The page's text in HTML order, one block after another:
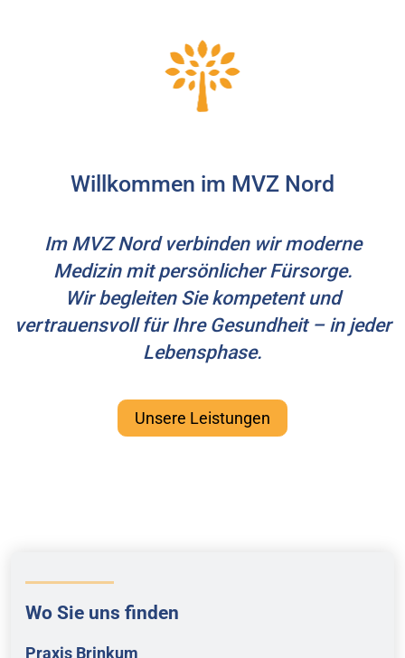
Willkommen im MVZ Nord
Im MVZ Nord verbinden wir moderne
Medizin mit persönlicher Fürsorge.
Wir begleiten Sie kompetent und
vertrauensvoll für Ihre Gesundheit – in jeder
Lebensphase.
Unsere Leistungen
Wo Sie uns finden
Praxis Brinkum